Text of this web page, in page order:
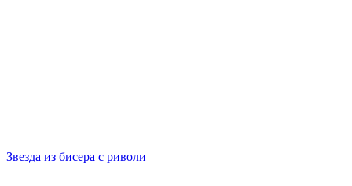
Звезда из бисера с риволи